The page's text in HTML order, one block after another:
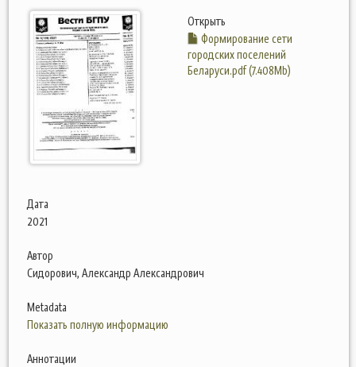
Открыть
Формирование сети
городских поселений
Беларуси.pdf (7.408Mb)
Дата
2021
Автор
Сидорович, Александр Александрович
Metadata
Показать полную информацию
Аннотации